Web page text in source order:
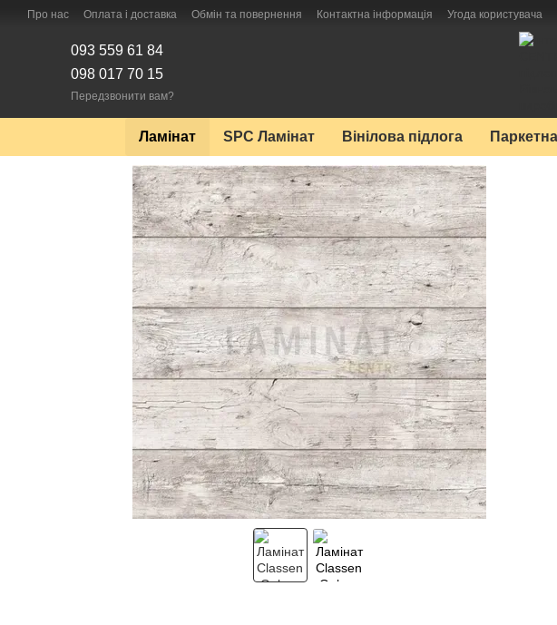
Перейти до основного контенту
Про нас Оплата і доставка Обмін та повернення Контактна інформація Угода користувача
093 559 61 84
098 017 70 15
Передзвонити вам?
Ламінат SPC Ламінат Вінілова підлога